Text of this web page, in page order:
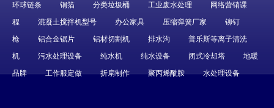
环球链条 铜箔 分类垃圾桶 工业废水处理
网络营销课
程
混凝土搅拌机型号 办公家具 压缩弹簧厂家
铆钉
枪
铝合金锯片 铝材切割机 排水沟
普乐斯等离子清洗
机
污水处理设备 纯水机 纯水设备 闭式冷却塔
地暖
品牌
工作服定做 折扇制作 聚丙烯酰胺 水处理设备